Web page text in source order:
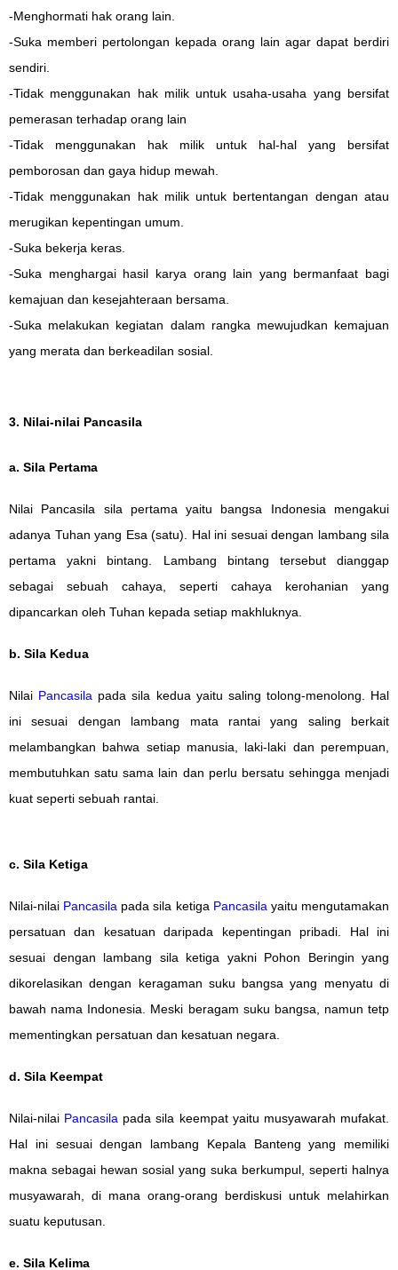
-Menghormati hak orang lain.
-Suka memberi pertolongan kepada orang lain agar dapat berdiri
sendiri.
-Tidak menggunakan hak milik untuk usaha-usaha yang bersifat
pemerasan terhadap orang lain
-Tidak menggunakan hak milik untuk hal-hal yang bersifat
pemborosan dan gaya hidup mewah.
-Tidak menggunakan hak milik untuk bertentangan dengan atau
merugikan kepentingan umum.
-Suka bekerja keras.
-Suka menghargai hasil karya orang lain yang bermanfaat bagi
kemajuan dan kesejahteraan bersama.
-Suka melakukan kegiatan dalam rangka mewujudkan kemajuan
yang merata dan berkeadilan sosial.
3. Nilai-nilai Pancasila
a. Sila Pertama
Nilai Pancasila sila pertama yaitu bangsa Indonesia mengakui
adanya Tuhan yang Esa (satu). Hal ini sesuai dengan lambang sila
pertama yakni bintang. Lambang bintang tersebut dianggap
sebagai sebuah cahaya, seperti cahaya kerohanian yang
dipancarkan oleh Tuhan kepada setiap makhluknya.
b. Sila Kedua
Nilai Pancasila pada sila kedua yaitu saling tolong-menolong. Hal
ini sesuai dengan lambang mata rantai yang saling berkait
melambangkan bahwa setiap manusia, laki-laki dan perempuan,
membutuhkan satu sama lain dan perlu bersatu sehingga menjadi
kuat seperti sebuah rantai.
c. Sila Ketiga
Nilai-nilai Pancasila pada sila ketiga Pancasilayaitu mengutamakan
persatuan dan kesatuan daripada kepentingan pribadi. Hal ini
sesuai dengan lambang sila ketiga yakni Pohon Beringin yang
dikorelasikan dengan keragaman suku bangsa yang menyatu di
bawah nama Indonesia. Meski beragam suku bangsa, namun tetp
mementingkan persatuan dan kesatuan negara.
d. Sila Keempat
Nilai-nilai Pancasila pada sila keempat yaitu musyawarah mufakat.
Hal ini sesuai dengan lambang Kepala Banteng yang memiliki
makna sebagai hewan sosial yang suka berkumpul, seperti halnya
musyawarah, di mana orang-orang berdiskusi untuk melahirkan
suatu keputusan.
e. Sila Kelima